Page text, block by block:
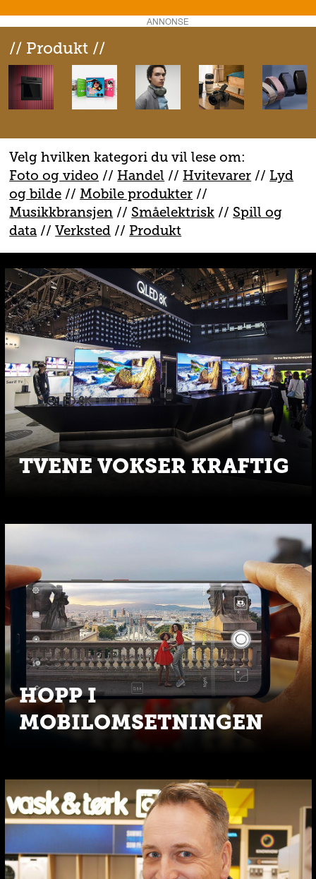
ANNONSE
// Produkt //
Velg hvilken kategori du vil lese om:
Foto og video // Handel // Hvitevarer // Lyd
og bilde //Mobile produkter //
Musikkbransjen // Småelektrisk // Spill og
data //Verksted // Produkt
TVENE VOKSER KRAFTIG
HOPP I
MOBILOMSETNINGEN